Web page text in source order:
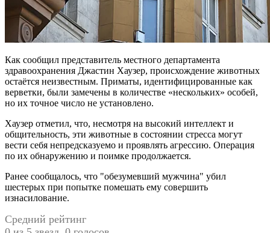
Как сообщил представитель местного департамента
здравоохранения Джастин Хаузер, происхождение животных
остаётся неизвестным. Приматы, идентифицированные как
верветки, были замечены в количестве «нескольких» особей,
но их точное число не установлено.
Хаузер отметил, что, несмотря на высокий интеллект и
общительность, эти животные в состоянии стресса могут
вести себя непредсказуемо и проявлять агрессию. Операция
по их обнаружению и поимке продолжается.
Ранее сообщалось, что "обезумевший мужчина" убил
шестерых при попытке помешать ему совершить
изнасилование.
Средний рейтинг